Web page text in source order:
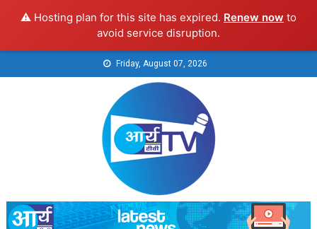
⚠️ Hosting plan for this site has expired. Renew now to
avoid service disruption.
to
Friday, August 07, 2026
Arya TV